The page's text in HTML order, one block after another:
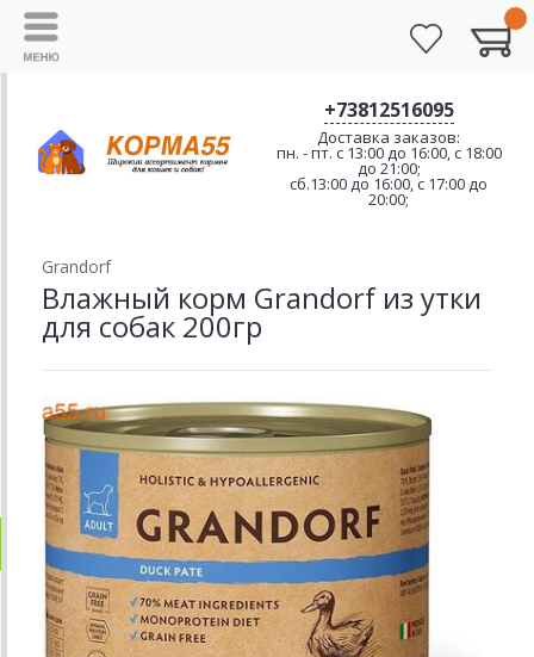
+73812516095
Доставка заказов:
пн. - пт. с 13:00 до 16:00, с 18:00
до 21:00;
сб.13:00 до 16:00, с 17:00 до
20:00;
Grandorf
Влажный корм Grandorf из утки
для собак 200гр